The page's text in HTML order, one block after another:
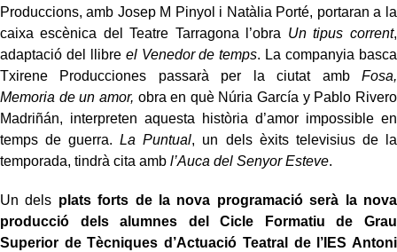
Produccions, amb Josep M Pinyol i Natàlia Porté, portaran a la
caixa escènica del Teatre Tarragona l’obra Un tipus corrent,
adaptació del llibre el Venedor de temps. La companyia basca
Txirene Producciones passarà per la ciutat amb Fosa,
Memoria de un amor, obra en què Núria García y Pablo Rivero
Madriñán, interpreten aquesta història d’amor impossible en
temps de guerra.La Puntual, un dels èxits televisius de la
temporada, tindrà cita amb l’Auca del Senyor Esteve.
Un dels plats forts de la nova programació serà la nova
producció dels alumnes del Cicle Formatiu de Grau
Superior de Tècniques d’Actuació Teatral de l’IES Antoni